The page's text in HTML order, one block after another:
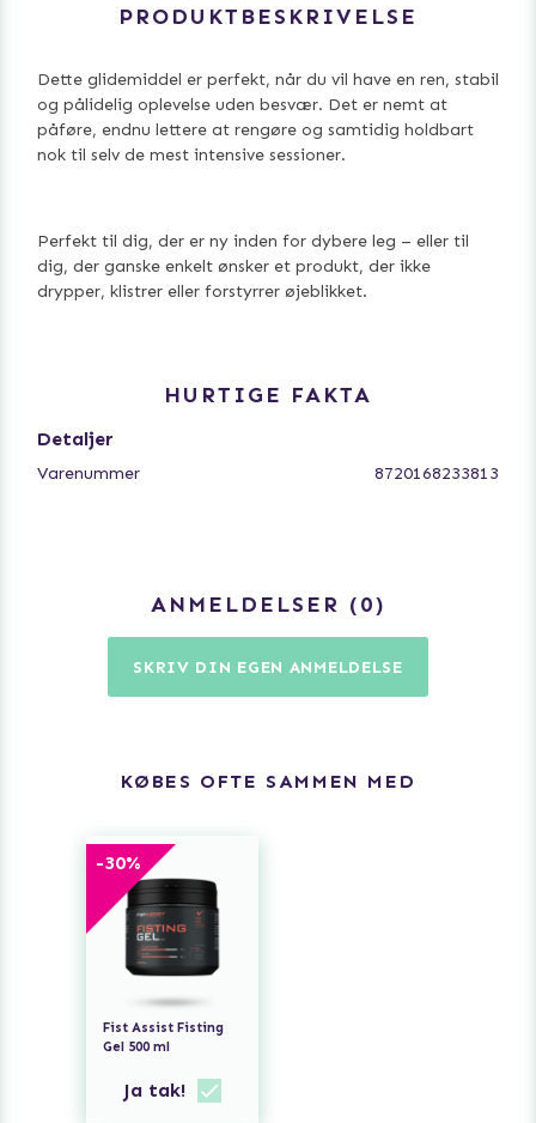
PRODUKTBESKRIVELSE
Dette glidemiddel er perfekt, når du vil have en ren, stabil
og pålidelig oplevelse uden besvær. Det er nemt at
påføre, endnu lettere at rengøre og samtidig holdbart
nok til selv de mest intensive sessioner.
Perfekt til dig, der er ny inden for dybere leg – eller til
dig, der ganske enkelt ønsker et produkt, der ikke
drypper, klistrer eller forstyrrer øjeblikket.
HURTIGE FAKTA
Detaljer
Varenummer 8720168233813
ANMELDELSER 0
SKRIV DIN EGEN ANMELDELSE
KØBES OFTE SAMMEN MED
-30%
Fist Assist Fisting
Gel 500 ml
Ja tak!